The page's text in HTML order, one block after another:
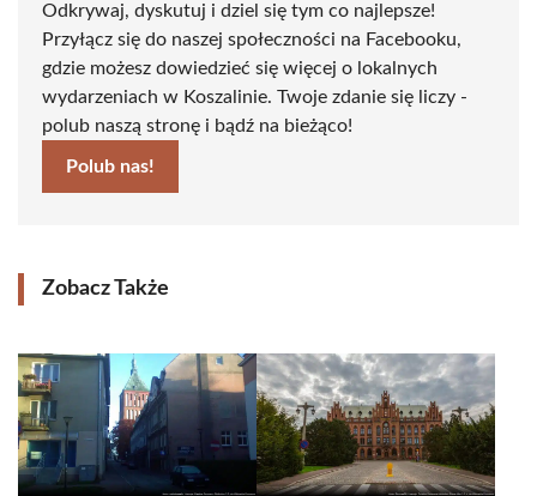
Odkrywaj, dyskutuj i dziel się tym co najlepsze!
Przyłącz się do naszej społeczności na Facebooku,
gdzie możesz dowiedzieć się więcej o lokalnych
wydarzeniach w Koszalinie. Twoje zdanie się liczy -
polub naszą stronę i bądź na bieżąco!
Polub nas!
Zobacz Także